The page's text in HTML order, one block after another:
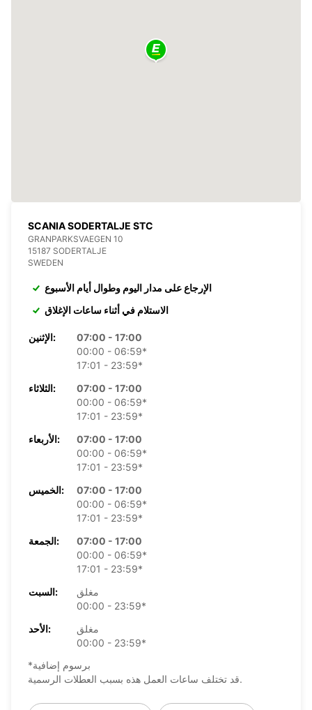
SCANIA SODERTALJE STC
GRANPARKSVAEGEN 10
15187 SODERTALJE
SWEDEN
الإرجاع على مدار اليوم وطوال أيام الأسبوع
الاستلام في أثناء ساعات الإغلاق
الإثنين:
07:00 - 17:00
00:00 - 06:59*
17:01 - 23:59*
الثلاثاء:
07:00 - 17:00
00:00 - 06:59*
17:01 - 23:59*
الأربعاء:
07:00 - 17:00
00:00 - 06:59*
17:01 - 23:59*
الخميس:
07:00 - 17:00
00:00 - 06:59*
17:01 - 23:59*
الجمعة:
07:00 - 17:00
00:00 - 06:59*
17:01 - 23:59*
السبت:
مغلق
00:00 - 23:59*
الأحد:
مغلق
00:00 - 23:59*
*برسوم إضافية
قد تختلف ساعات العمل هذه بسبب العطلات الرسمية.